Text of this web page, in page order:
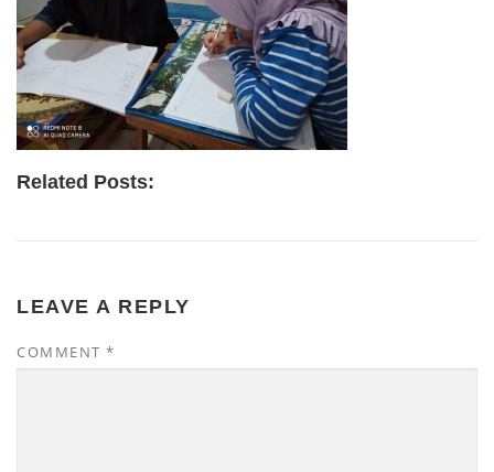
Related Posts:
LEAVE A REPLY
COMMENT *